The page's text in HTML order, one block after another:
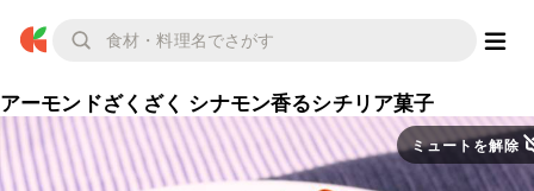
アーモンドざくざく シナモン香るシチリア菓子
ミュートを解除